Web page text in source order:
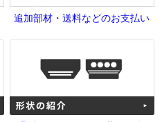
追加部材・送料などのお支払い